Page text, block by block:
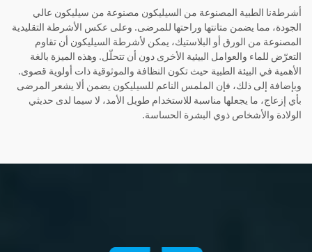
أشرطةنا الطبية المصنوعة من السيليكون مصنوعة من سيليكون عالي
الجودة، مما يضمن متانتها وراحتها للمرضى. وعلى عكس الأشرطة التقليدية
المصنوعة من الورق أو البلاستيك، يمكن لأشرطة السيليكون أن تقاوم
التعرّض للماء والعوامل البيئية الأخرى دون أن تتحلّل. وهذه الميزة بالغة
الأهمية في البيئة الطبية حيث تكون النظافة والموثوقية ذات أولوية قصوى.
وبإضافة إلى ذلك، فإن الملمس الناعم للسيليكون يضمن ألا يشعر المرضى
بأي إزعاج، ما يجعلها مناسبة للاستخدام طويل الأمد، لا سيما لدى حديثي
الولادة والأشخاص ذوي البشرة الحساسة.